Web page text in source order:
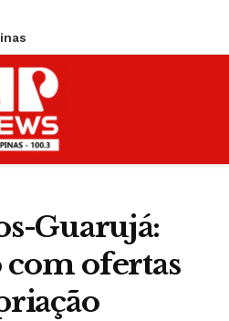
Guarujá:
com ofertas